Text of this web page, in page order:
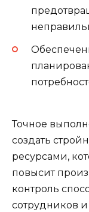
Точное
создать
ресурсами,
повысит
контроль
сотрудников